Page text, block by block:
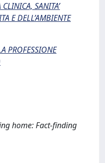
SANITA’
E DELL’AMBIENTE
PROFESSIONE
home: Fact-finding